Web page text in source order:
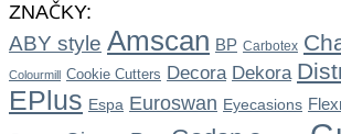
ZNAČKY:
ABY style Amscan BP Carbotex
Colourmill Cookie Cutters Decora Dekora
EPlus Espa Euroswan Eyecasions